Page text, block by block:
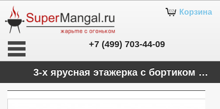
Корзина
+7 (499) 703-44-09
3-х ярусная этажерка с бортиком (20 см)